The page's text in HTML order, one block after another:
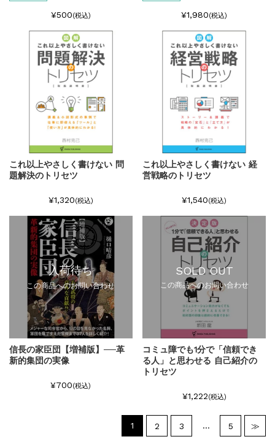
¥500(税込) ¥1,980(税込)
これ以上やさしく書けない 問
題解決のトリセツ
¥1,320(税込)
これ以上やさしく書けない 経
営戦略のトリセツ
¥1,540(税込)
入荷待ち
この商品へのお問い合わせ
信長の家臣団【増補版】──革
新的集団の実像
¥700(税込)
SOLD OUT
この商品へのお問い合わせ
コミュ障でも1分で「信頼でき
る人」と思わせる 自己紹介の
トリセツ
¥1,222(税込)
1 2 3 … 5 ≫